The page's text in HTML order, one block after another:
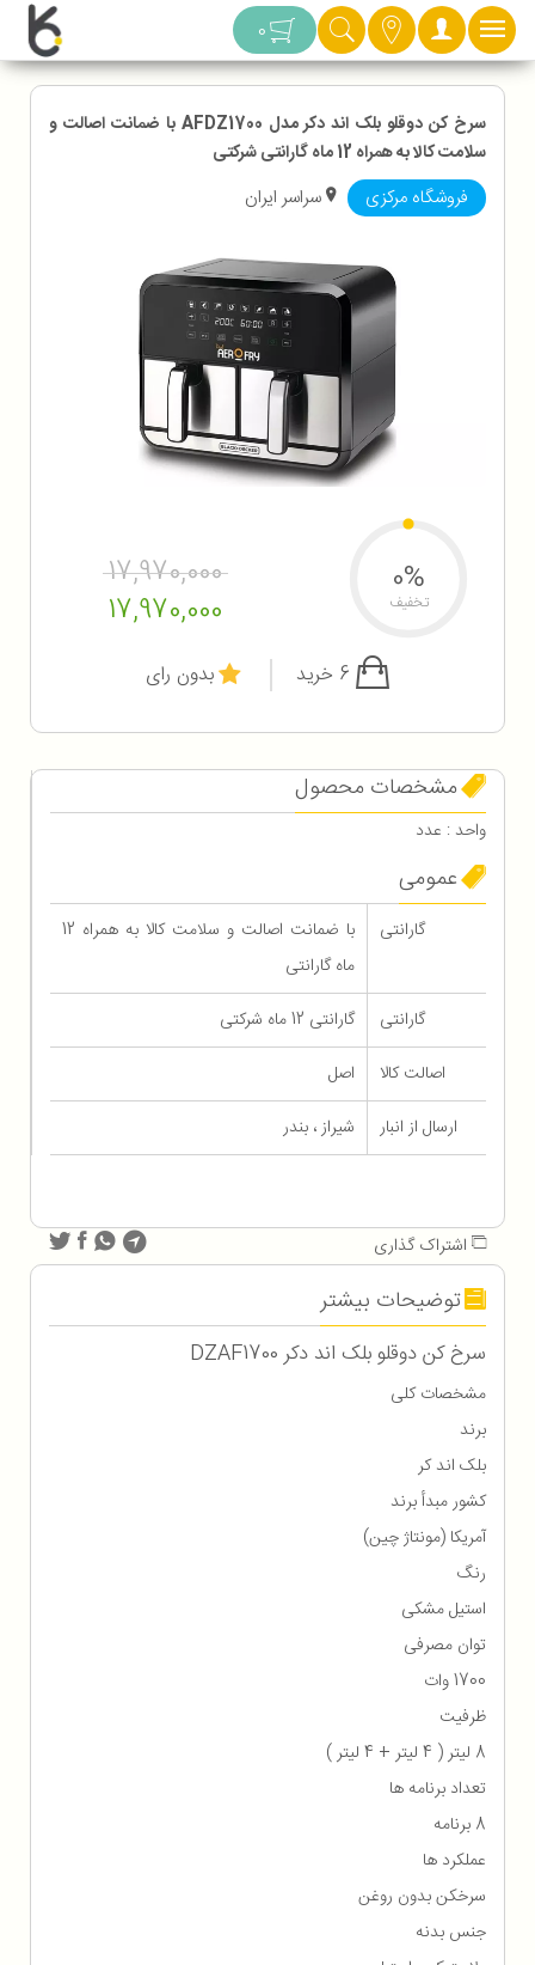
دسته بندی 0
سرخ کن دوقلو بلک اند دکر مدل AFDZ1700 با ضمانت اصالت و
سلامت کالا به همراه 12 ماه گارانتی شرکتی
فروشگاه مرکزی سراسر ایران
17,970,000
17,970,000
0%
تخفیف
بدون رای
مشخصات محصول
واحد : عدد
عمومی
گارانتی
با ضمانت اصالت و سلامت کالا به همراه 12
ماه گارانتی
گارانتی
گارانتی 12 ماه شرکتی
اصالت کالا
اصل
ارسال از انبار
شیراز ، بندر
اشتراک گذاری
توضیحات بیشتر
سرخ کن دوقلو بلک اند دکر DZAF1700
مشخصات کلی
برند
بلک اند کر
کشور مبدأ برند
آمریکا (مونتاژ چین)
رنگ
استیل مشکی
توان مصرفی
1700 وات
ظرفیت
8 لیتر ( 4 لیتر + 4 لیتر )
تعداد برنامه ها
8 برنامه
عملکرد ها
سرخکن بدون روغن
جنس بدنه